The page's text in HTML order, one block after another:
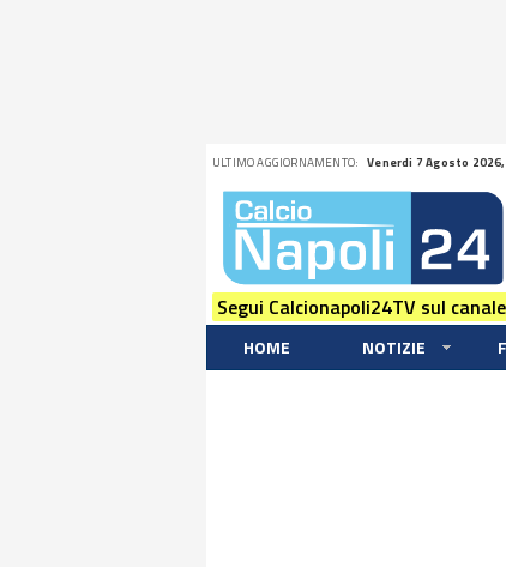
ULTIMO AGGIORNAMENTO: Venerdi 7 Agosto
Segui Calcionapoli24TV sul
HOME NOTIZIE